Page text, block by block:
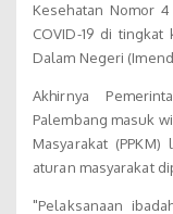
Kesehatan Nomor
COVID-19 di
Dalam Negeri
Akhirnya
Palembang masuk
Masyarakat
aturan masyarakat
"Pelaksanaan